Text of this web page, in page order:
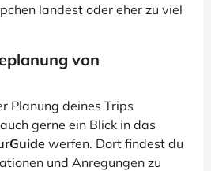
landest oder eher zu viel
von
Planung deines Trips
gerne ein Blick in das
werfen. Dort findest du
und Anregungen zu